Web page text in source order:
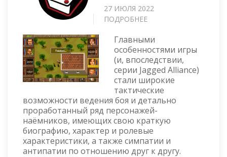
27 ИЮЛЯ 2022
ПОДРОБНЕЕ
ALLIANCE
Главными
особенностями игры
(и, впоследствии,
серии Jagged Alliance)
стали широкие
тактические
возможности ведения боя и детально
проработанный ряд персонажей-
наёмников, имеющих свою краткую
биографию, характер и ролевые
характеристики, а также симпатии и
антипатии по отношению друг к другу.